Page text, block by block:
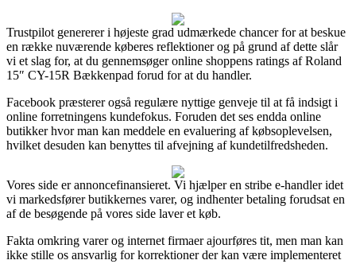
Trustpilot genererer i højeste grad udmærkede chancer for at beskue
en række nuværende køberes reflektioner og på grund af dette slår
vi et slag for, at du gennemsøger online shoppens ratings af Roland
15″ CY-15R Bækkenpad forud for at du handler.
Facebook præsterer også regulære nyttige genveje til at få indsigt i
online forretningens kundefokus. Foruden det ses endda online
butikker hvor man kan meddele en evaluering af købsoplevelsen,
hvilket desuden kan benyttes til afvejning af kundetilfredsheden.
Vores side er annoncefinansieret. Vi hjælper en stribe e-handler idet
vi markedsfører butikkernes varer, og indhenter betaling forudsat en
af de besøgende på vores side laver et køb.
Fakta omkring varer og internet firmaer ajourføres tit, men man kan
ikke stille os ansvarlig for korrektioner der kan være implementeret